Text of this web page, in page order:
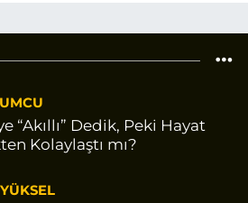
“Akıllı” Dedik, Peki Hayat
Kolaylaştı mı?